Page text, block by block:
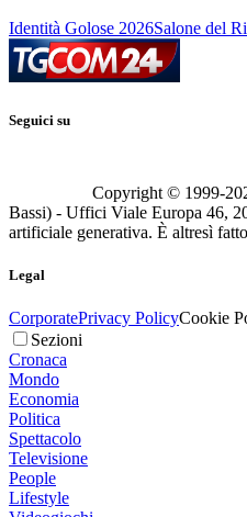
Identità Golose 2026Salone del
Seguici su
Copyright © 1999-
Bassi) - Uffici Viale Europa 46,
artificiale generativa. È altresì
Legal
CorporatePrivacy PolicyCookie
Sezioni
Cronaca
Mondo
Economia
Politica
Spettacolo
Televisione
People
Lifestyle